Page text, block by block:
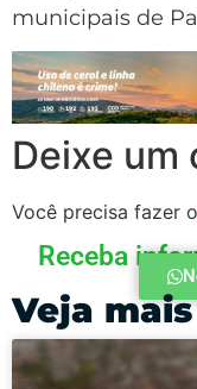
municipais de
Deixe um
Você precisa fazer o
Receba
Veja mais